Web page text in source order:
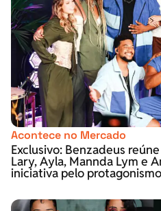
Acontece no Mercado
Exclusivo: Benzadeus
Lary, Ayla, Mannda Lym e
iniciativa pelo